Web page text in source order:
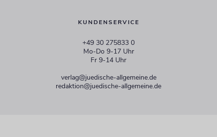
KUNDENSERVICE
+49 30 275833 0
Mo-Do 9-17 Uhr
Fr 9-14 Uhr
verlag@juedische-allgemeine.de
redaktion@juedische-allgemeine.de